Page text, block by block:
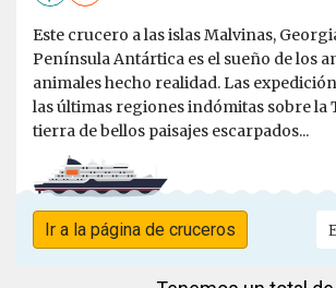
Este crucero a las islas Malvinas,
Península Antártica es el sueño de los
animales hecho realidad. Las
las últimas regiones indómitas sobre la
tierra de bellos paisajes escarpados...
Ir a la página de cruceros